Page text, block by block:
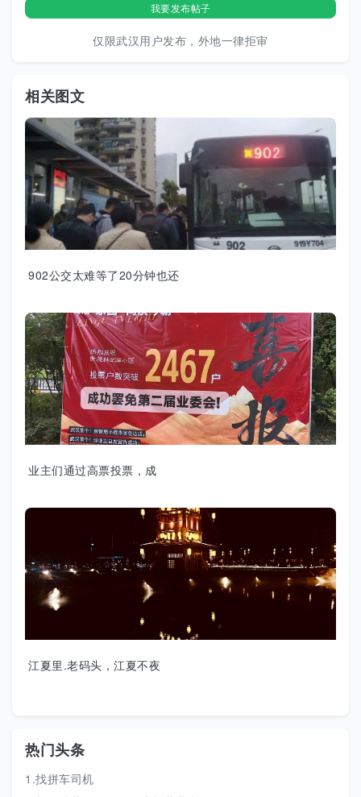
我要发布帖子
仅限武汉用户发布，外地一律拒审
相关图文
902公交太难等了20分钟也还
业主们通过高票投票，成
江夏里.老码头，江夏不夜
热门头条
1.找拼车司机